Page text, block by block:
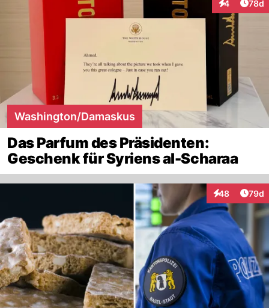
4
Interaktionen
78d
Washington/Damaskus
Das Parfum des Präsidenten:
Geschenk für Syriens al-Scharaa
48
Interaktionen
79d